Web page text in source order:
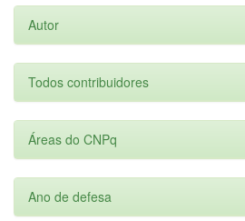
Autor
Todos contribuidores
Áreas do CNPq
Ano de defesa